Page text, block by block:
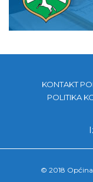
KONTAKT
POLITIKA
© 2018 Općina